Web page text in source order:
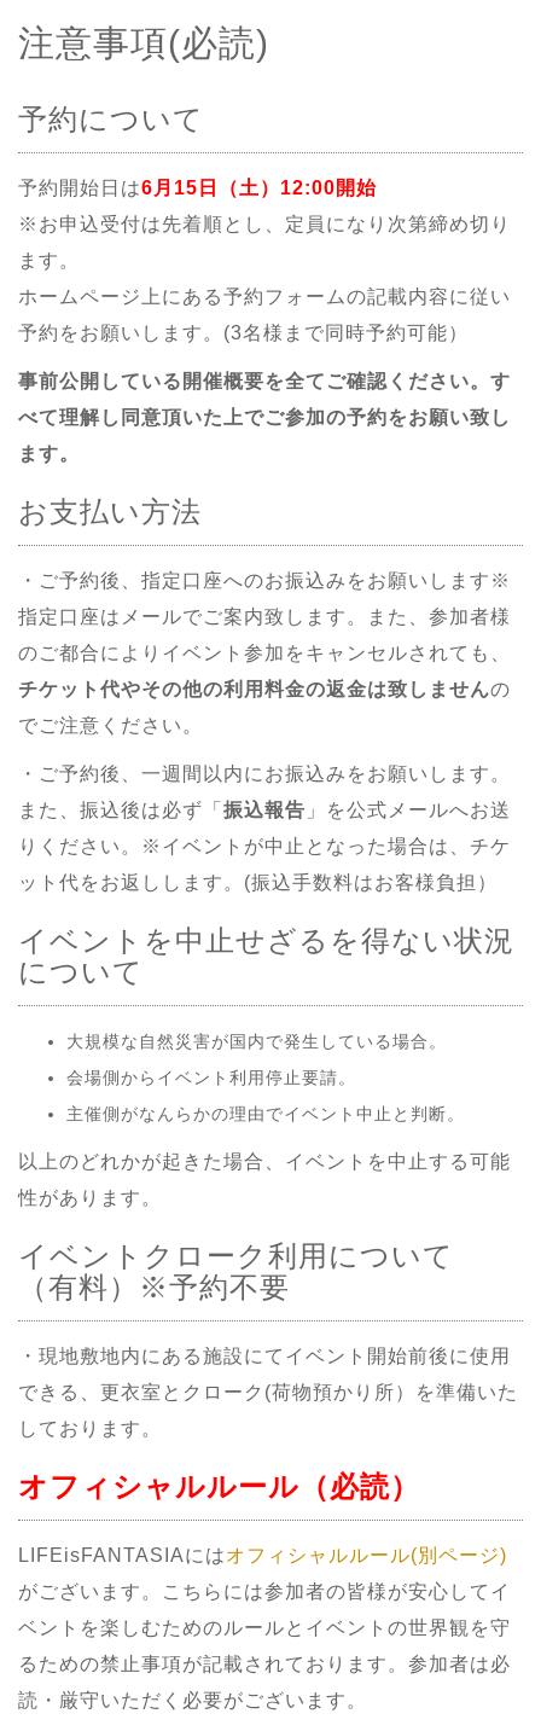
注意事項(必読)
予約について
予約開始日は6月15日（土）12:00開始
※お申込受付は先着順とし、定員になり次第締め切り
ます。
ホームページ上にある予約フォームの記載内容に従い
予約をお願いします。(3名様まで同時予約可能）
事前公開している開催概要を全てご確認ください。す
べて理解し同意頂いた上でご参加の予約をお願い致し
ます。
お支払い方法
・ご予約後、 指定口座へのお振込みをお願いします ※
指定口座はメールでご案内致します。また、参加者様
のご都合によりイベント参加をキャンセルされても、
チケット代やその他の利用料金の返金は致しませんの
でご注意ください。
・ご予約後、一週間以内にお振込みをお願いします。
また、振込後は必ず「 振込報告 」を公式メールへお送
りください。※イベントが中止となった場合は、チケ
ット代をお返しします。(振込手数料はお客様負担）
イベントを中止せざるを得ない状況
について
大規模な自然災害が国内で発生している場合。
会場側からイベント利用停止要請。
主催側がなんらかの理由でイベント中止と判断。
以上のどれかが起きた場合、イベントを中止する可能
性があります。
イベントクローク利用について
（有料）※予約不要
・現地敷地内にある施設にてイベント開始前後に使用
できる、更衣室とクローク(荷物預かり所）を準備いた
しております。
オフィシャルルール（必読）
LIFEisFANTASIAにはオフィシャルルール(別ページ)
がございます。こちらには参加者の皆様が安心してイ
ベントを楽しむためのルールとイベントの世界観を守
るための禁止事項が記載されております。参加者は必
読・厳守いただく必要がございます。